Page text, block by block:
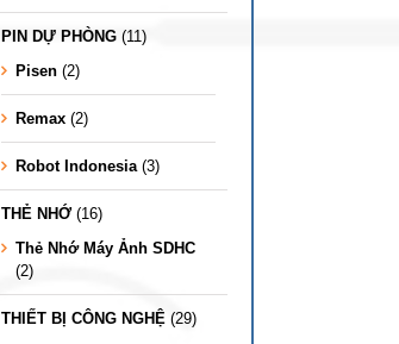
PIN DỰ PHÒNG (11)
Pisen (2)
Remax (2)
Robot Indonesia (3)
THẺ NHỚ (16)
Thẻ Nhớ Máy Ảnh SDHC
(2)
THIẾT BỊ CÔNG NGHỆ (29)